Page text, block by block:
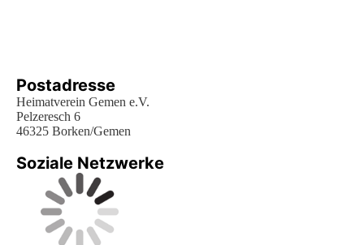
Postadresse
Heimatverein Gemen e.V.
Pelzeresch 6
46325 Borken/Gemen
Soziale Netzwerke